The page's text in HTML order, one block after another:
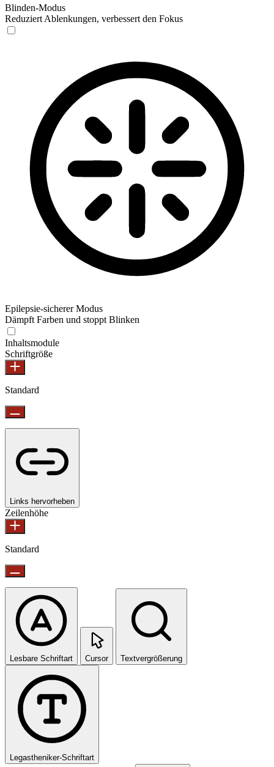
Blinden-Modus
Reduziert Ablenkungen, verbessert den Fokus
Epilepsie-sicherer Modus
Dämpft Farben und stoppt Blinken
Inhaltsmodule
Schriftgröße
Standard
Links hervorheben
Zeilenhöhe
Standard
Lesbare Schriftart Cursor Textvergrößerung
Legastheniker-Schriftart